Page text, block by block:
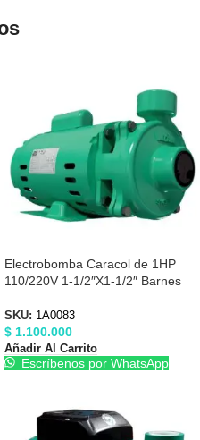
Electrobomba Caracol de 1HP
110/220V 1-1/2″X1-1/2″ Barnes
SKU: 1A0083
$ 1.100.000
Añadir Al Carrito
Escríbenos por WhatsApp